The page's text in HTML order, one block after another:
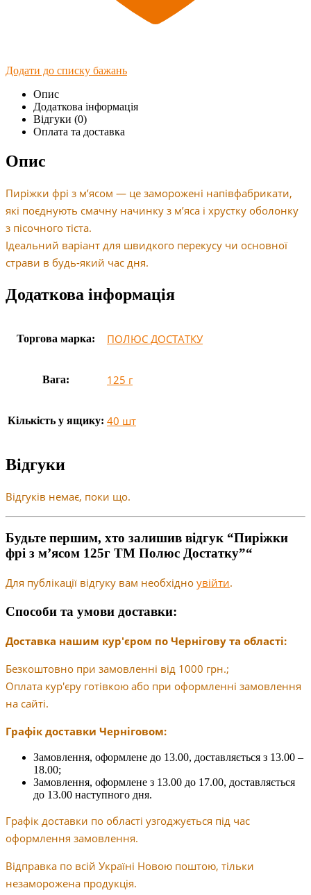
Додати до списку бажань
Опис
Додаткова інформація
Відгуки (0)
Оплата та доставка
Опис
Пиріжки фрі з м’ясом — це заморожені напівфабрикати,
які поєднують смачну начинку з м’яса і хрустку оболонку
з пісочного тіста.
Ідеальний варіант для швидкого перекусу чи основної
страви в будь-який час дня.
Додаткова інформація
Торгова марка: ПОЛЮС ДОСТАТКУ
Вага: 125 г
Кількість у ящику: 40 шт
Відгуки
Відгуків немає, поки що.
Будьте першим, хто залишив відгук “Пиріжки
фрі з м’ясом 125г ТМ Полюс Достатку”“
Для публікації відгуку вам необхідно увійти.
Способи та умови доставки:
Доставка нашим кур'єром по Чернігову та області:
Безкоштовно при замовленні від 1000 грн.;
Оплата кур'єру готівкою або при оформленні замовлення
на сайті.
Графік доставки Черніговом:
Замовлення, оформлене до 13.00, доставляється з 13.00 –
18.00;
Замовлення, оформлене з 13.00 до 17.00, доставляється
до 13.00 наступного дня.
Графік доставки по області узгоджується під час
оформлення замовлення.
Відправка по всій Україні Новою поштою, тільки
незаморожена продукція.